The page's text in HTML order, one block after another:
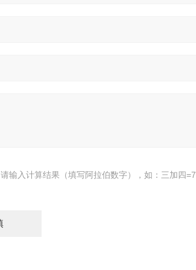
请输入计算结果（填写阿拉伯数字），如：三加四=7